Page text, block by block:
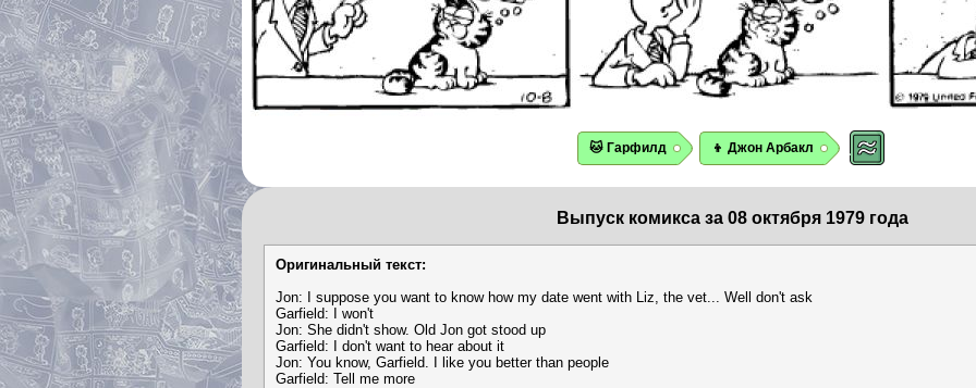
🐱 Гарфилд 👦 Джон Арбакл
Выпуск комикса за 08 октября 1979 года
Оригинальный текст:
Jon: I suppose you want to know how my date went with Liz, the vet... Well don't ask
Garfield: I won't
Jon: She didn't show. Old Jon got stood up
Garfield: I don't want to hear about it
Jon: You know, Garfield. I like you better than people
Garfield: Tell me more